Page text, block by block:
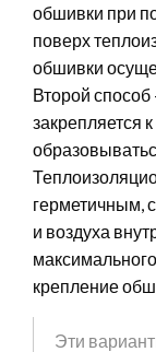
обшивки при
поверх
обшивки
Второй
закрепляется
герметичным,
и воздуха
крепление
Эти